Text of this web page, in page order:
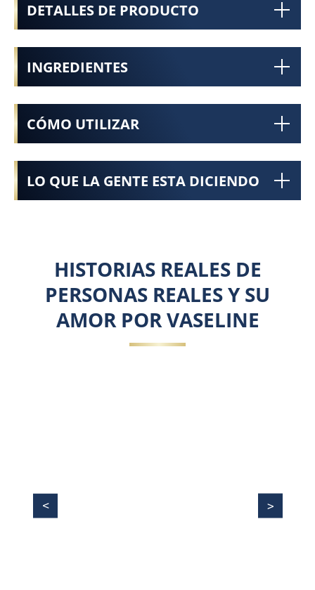
DETALLES DE PRODUCTO
INGREDIENTES
CÓMO UTILIZAR
LO QUE LA GENTE ESTA DICIENDO
HISTORIAS REALES DE
PERSONAS REALES Y SU
AMOR POR VASELINE